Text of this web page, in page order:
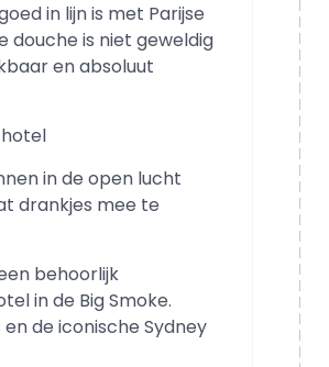
in lijn is met Parijse
douche is niet geweldig
en absoluut
in de open lucht
drankjes mee te
behoorlijk
in de Big Smoke.
de iconische Sydney